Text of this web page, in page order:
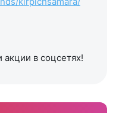
акции в соцсетях!